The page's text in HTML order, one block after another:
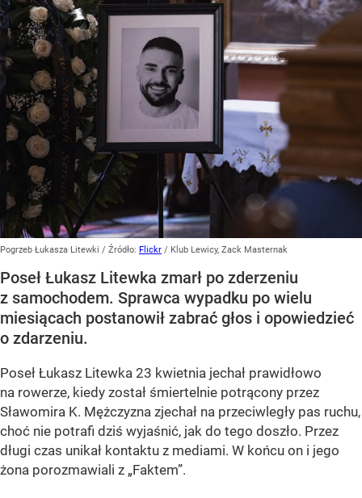
Pogrzeb Łukasza Litewki / Źródło: Flickr / Klub Lewicy, Zack Masternak
Poseł Łukasz Litewka zmarł po zderzeniu
z samochodem. Sprawca wypadku po wielu
miesiącach postanowił zabrać głos i opowiedzieć
o zdarzeniu.
Poseł Łukasz Litewka 23 kwietnia jechał prawidłowo
na rowerze, kiedy został śmiertelnie potrącony przez
Sławomira K. Mężczyzna zjechał na przeciwległy pas ruchu,
choć nie potrafi dziś wyjaśnić, jak do tego doszło. Przez
długi czas unikał kontaktu z mediami. W końcu on i jego
żona porozmawiali z „Faktem”.